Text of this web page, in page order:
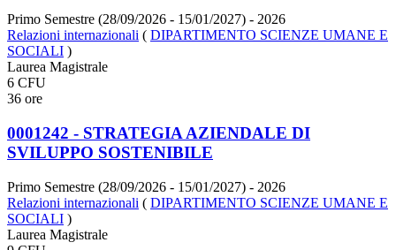
Primo Semestre (28/09/2026 - 15/01/2027) - 2026
Relazioni internazionali ( DIPARTIMENTO SCIENZE UMANE E
SOCIALI )
Laurea Magistrale
6 CFU
36 ore
0001242 - STRATEGIA AZIENDALE DI
SVILUPPO SOSTENIBILE
Primo Semestre (28/09/2026 - 15/01/2027) - 2026
Relazioni internazionali ( DIPARTIMENTO SCIENZE UMANE E
SOCIALI )
Laurea Magistrale